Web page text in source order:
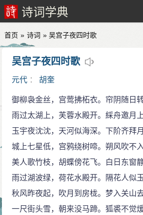
诗词学典
首页 » 诗词 » 吴宫子夜四时歌
吴宫子夜四时歌
元代 ：胡奎
御柳袅金丝，宫莺拂柘衣。帘阴随日
雨过太湖上，芙蓉水殿开。綵舟邀月
玉宇夜沈沈，天河似海深。下阶齐拜
城上七星低，宫鸦绕树啼。朔风吹不
美人歌竹枝，胡蝶傍花飞。白日东窗
雨过湖波绿，荷花水殿开。隔花人似
秋风昨夜起，吹月到房栊。梦入关山
一尺街头雪，朝来没马蹄。狐裘不觉